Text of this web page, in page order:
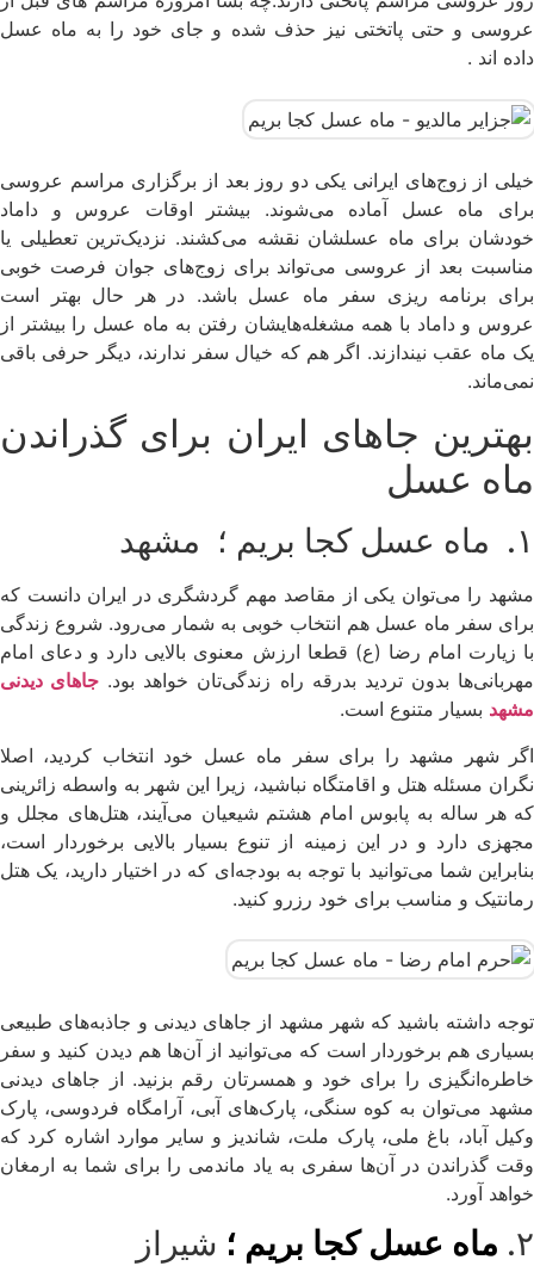
عروسی و حتی پاتختی نیز حذف شده و جای خود را به ماه عسل
داده اند .
خیلی از زوج‌های ایرانی یکی دو روز بعد از برگزاری مراسم عروسی
برای ماه عسل آماده می‌شوند. بیشتر اوقات عروس و داماد
خودشان برای ماه عسلشان نقشه می‌کشند. نزدیک‌ترین تعطیلی یا
مناسبت بعد از عروسی می‌تواند برای زوج‌های جوان فرصت خوبی
برای برنامه ریزی سفر ماه عسل باشد. در هر حال بهتر است
عروس و داماد با همه مشغله‌هایشان رفتن به ماه عسل را بیشتر از
یک ماه عقب نیندازند. اگر هم که خیال سفر ندارند، دیگر حرفی باقی
نمی‌ماند.
بهترین جاهای ایران برای گذراندن
ماه عسل
۱. ماه عسل کجا بریم ؛ مشهد
مشهد را می‌توان یکی از مقاصد مهم گردشگری در ایران دانست که
برای سفر ماه عسل هم انتخاب خوبی به شمار می‌رود. شروع زندگی
با زیارت امام رضا (ع) قطعا ارزش معنوی بالایی دارد و دعای امام
مهربانی‌ها بدون تردید بدرقه راه زندگی‌تان خواهد بود. جاهای دیدنی
مشهد بسیار متنوع است.
اگر شهر مشهد را برای سفر ماه عسل خود انتخاب کردید، اصلا
نگران مسئله هتل و اقامتگاه نباشید، زیرا این شهر به واسطه زائرینی
که هر ساله به پابوس امام هشتم شیعیان می‌آیند، هتل‌های مجلل و
مجهزی دارد و در این زمینه از تنوع بسیار بالایی برخوردار است،
بنابراین شما می‌توانید با توجه به بودجه‌ای که در اختیار دارید، یک هتل
رمانتیک و مناسب برای خود رزرو کنید.
توجه داشته باشید که شهر مشهد از جاهای دیدنی و جاذبه‌های طبیعی
بسیاری هم برخوردار است که می‌توانید از آن‌ها هم دیدن کنید و سفر
خاطره‌انگیزی را برای خود و همسرتان رقم بزنید. از جاهای دیدنی
مشهد می‌توان به کوه سنگی، پارک‌های آبی، آرامگاه فردوسی، پارک
وکیل آباد، باغ ملی، پارک ملت، شاندیز و سایر موارد اشاره کرد که
وقت گذراندن در آن‌ها سفری به یاد ماندمی را برای شما به ارمغان
خواهد آورد.
۲. ماه عسل کجا بریم ؛ شیراز